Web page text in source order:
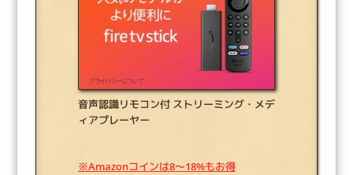
音声認識リモコン付 ストリーミング・メデ
ィアプレーヤー
※Amazonコインは8～18%もお得